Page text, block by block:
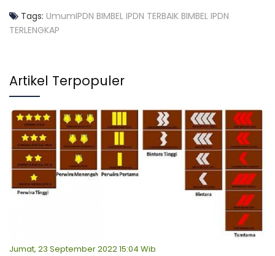
Tags: UmumIPDN BIMBEL IPDN TERBAIK BIMBEL IPDN
TERLENGKAP
Artikel Terpopuler
Jumat, 23 September 2022 15:04 Wib